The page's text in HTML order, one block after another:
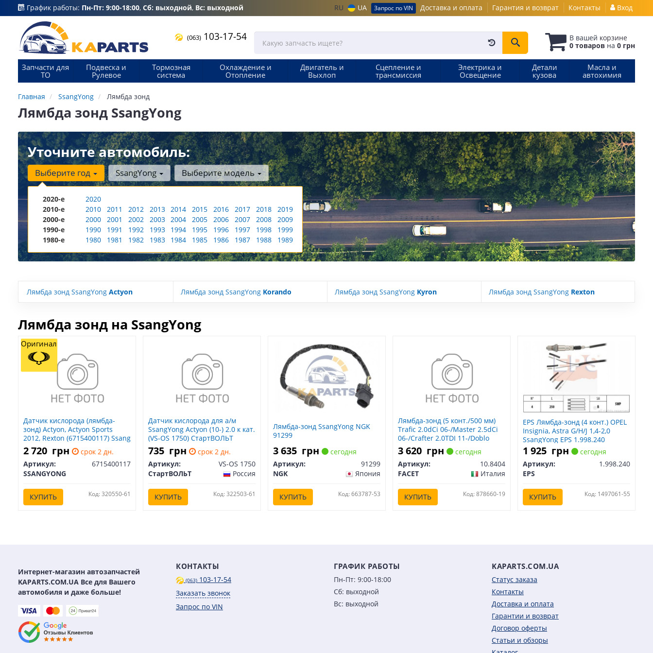
График работы: Пн-Пт: 9:00-18:00, Сб: выходной, Вс: выходной RU UA Запрос по VIN Доставка и оплата Гарантия и возврат Контакты Вход
(063)103-17-54 В вашей корзине
0 товаров на 0 грн
Запчасти для
ТО
Подвеска и
Рулевое
Тормозная
система
Охлаждение и
Отопление
Двигатель и
Выхлоп
Сцепление и
трансмиссия
Электрика и
Освещение
Детали
кузова
Масла и
автохимия
Главная SsangYong Лямбда зонд
Лямбда зонд SsangYong
Уточните автомобиль:
Выберите год
2020-е
2020
2010-е
2010 2011 2012 2013 2014 2015 2016 2017 2018
2019
2000-е
2000 2001 2002 2003 2004 2005 2006 2007 2008
2009
1990-е
1990 1991 1992 1993 1994 1995 1996 1997 1998
1999
1980-е
1980 1981 1982 1983 1984 1985 1986 1987 1988 1989
SsangYong Выберите модель
Лямбда зонд SsangYong Actyon Лямбда зонд SsangYong Korando Лямбда зонд SsangYong Kyron Лямбда зонд SsangYong Rexton
Лямбда зонд на SsangYong
Датчик кислорода (лямбда-
зонд) Actyon, Actyon Sports
2012, Rexton (6715400117) Ssang
Yong SsangYong SSANGYONG
6715400117
2 720 грн
срок 2 дн.
Артикул:
6715400117
SSANGYONG
КУПИТЬ Код: 320550-61
Оригинал
Датчик кислорода для а/м
SsangYong Actyon (10-) 2.0 к кат.
(VS-OS 1750) СтартВОЛЬТ
SsangYong СтартВОЛЬТ VS-OS
1750
735 грн
срок 2 дн.
Артикул:
VS-OS 1750
СтартВОЛЬТ
Россия
КУПИТЬ Код: 322503-61
Лямбда-зонд SsangYong NGK
91299
3 635 грн
сегодня
Артикул:
91299
NGK
Япония
КУПИТЬ Код: 663787-53
Лямбда-зонд (5 конт./500 мм)
Trafic 2.0dCi 06-/Master 2.5dCi
06-/Crafter 2.0TDI 11-/Doblo
2.0D 10- SsangYong FACET
10.8404
3 620 грн
сегодня
Артикул:
10.8404
FACET
Италия
КУПИТЬ Код: 878660-19
EPS Лямбда-зонд (4 конт.) OPEL
Insignia, Astra G/H/J 1,4-2,0
SsangYong EPS 1.998.240
1 925 грн
сегодня
Артикул:
1.998.240
EPS
КУПИТЬ Код: 1497061-55
Интернет-магазин автозапчастей
KAPARTS.COM.UA Все для Вашего
автомобиля и даже больше!
КОНТАКТЫ
(063) 103-17-54
Заказать звонок
Запрос по VIN
ГРАФИК РАБОТЫ
Пн-Пт: 9:00-18:00
Сб: выходной
Вс: выходной
KAPARTS.COM.UA
Статус заказа
Контакты
Доставка и оплата
Гарантии и возврат
Договор оферты
Статьи и обзоры